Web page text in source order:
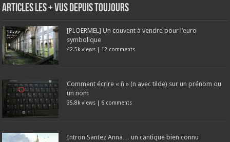
Articles les + vus depuis toujours
[PLOERMEL] Un couvent à vendre pour l’euro
symbolique
42.5k views | 12 comments
Comment écrire « ñ » (n avec tilde) sur un prénom ou
un nom
35.8k views | 6 comments
Intron Santez Anna… un cantique bien connu